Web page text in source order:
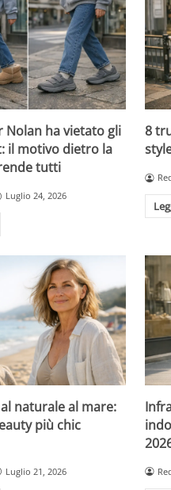
Nolan ha vietato gli
il motivo dietro la
tutti
Luglio 24, 2026
8
naturale al mare:
più chic
Luglio 21, 2026